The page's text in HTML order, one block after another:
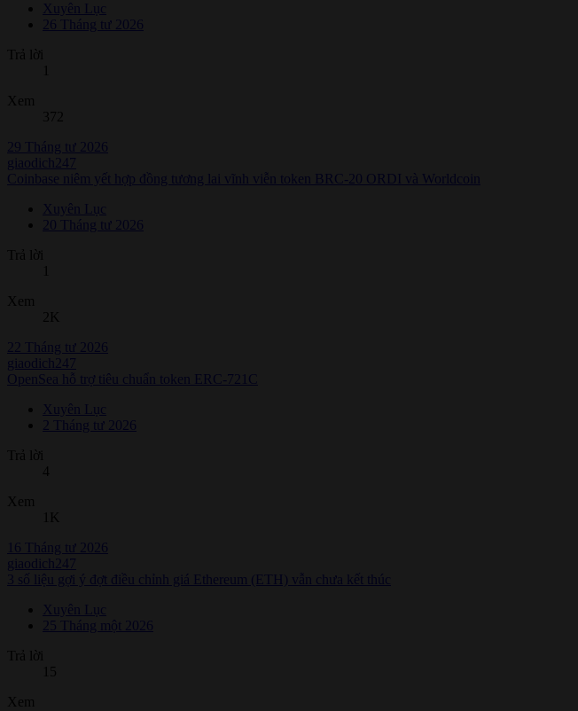
Xuyên Lục
26 Tháng tư 2026
Trả lời
Xem
372
29 Tháng tư 2026
giaodich247
Coinbase niêm yết hợp đồng tương lai vĩnh viễn token BRC-20 ORDI và Worldcoin
Xuyên Lục
20 Tháng tư 2026
Trả lời
Xem
2K
22 Tháng tư 2026
giaodich247
OpenSea hỗ trợ tiêu chuẩn token ERC-721C
Xuyên Lục
2 Tháng tư 2026
Trả lời
4
Xem
1K
16 Tháng tư 2026
giaodich247
3 số liệu gợi ý đợt điều chỉnh giá Ethereum (ETH) vẫn chưa kết thúc
Xuyên Lục
25 Tháng một 2026
Trả lời
15
Xem